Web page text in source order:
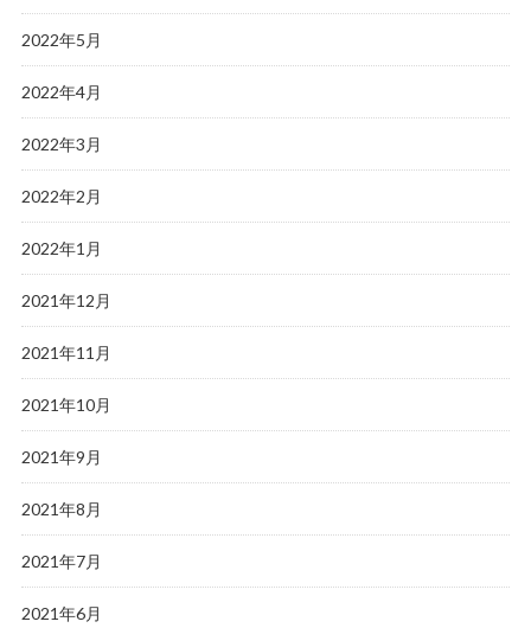
2022年5月
2022年4月
2022年3月
2022年2月
2022年1月
2021年12月
2021年11月
2021年10月
2021年9月
2021年8月
2021年7月
2021年6月